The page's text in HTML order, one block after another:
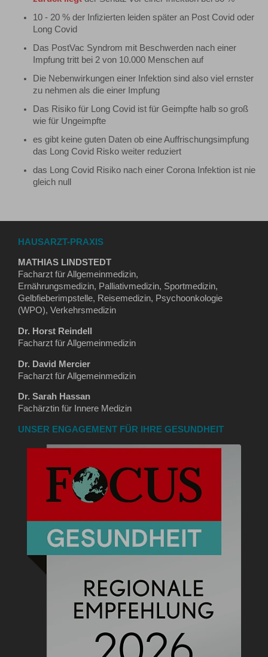
10 - 20 % der Infizierten leiden später an Post Covid oder
Long Covid
Das PostVac Syndrom mit Beschwerden nach einer
Impfung tritt bei 2 von 10.000 Menschen auf
Die Nebenwirkungen einer Infektion sind also viel ernster
zu nehmen als die einer Impfung
Das Risiko für Long Covid ist für Geimpfte halb so groß
wie für Ungeimpfte
es gibt keine guten Daten ob eine Auffrischungsimpfung
das Long Covid Risko weiter reduziert
das Long Covid Risiko nach einer Corona Infektion ist nie
gleich null
HAUSARZT-PRAXIS
MATHIAS LINDSTEDT
Facharzt für Allgemeinmedizin,
Ernährungsmedizin, Palliativmedizin, Sportmedizin,
Gelbfieberimpstelle, Reisemedizin, Psychoonkologie
(WPO), Verkehrsmedizin
Dr. Horst Reindell
Facharzt für Allgemeinmedizin
Dr. David Mercier
Facharzt für Allgemeinmedizin
Dr. Sarah Hassan
Fachärztin für Innere Medizin
UNSER ENGAGEMENT FÜR IHRE GESUNDHEIT